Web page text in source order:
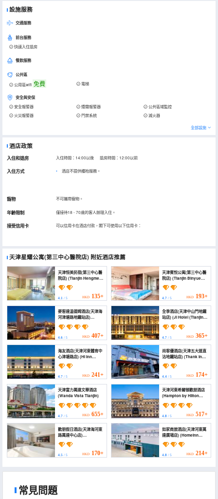
設施服務
交通服務
前台服務
快速入住退房
餐飲服務
公共區
公用區wifi 免費 電梯
安全與安保
安全報警器 煙霧報警器
公共區域監控
火災報警器
門禁系統 滅火器
全部設施
酒店政策
入住和退房 入住時間：14:00以後 退房時間：12:00以前
入住方式 酒店不提供櫃枱服務。
寵物 不可攜帶寵物。
年齡限制 僅接待18 - 70歲的客人辦理入住。
接受信用卡 可以信用卡在酒店付款，閣下可使用以下信用卡：
天津星耀公寓(第三中心醫院店) 附近酒店推薦
天津恒美民宿(第三中心醫
院店) (Tianjin Hengmei
Express Hotel)
4.1 / 5 HKD 135+
天津賓悅公寓(第三中心醫
院店) (Tianjin Binyue
Apartment (Third
Central Hospital
Branch))
4.7/ 5 HKD 193+
麥客達温德姆酒店(天津海
河津塘路地鐵站店)
(Microtel by Wyndham
Tianjin Hedong)
4.6 / 5 HKD 407+
全季酒店(天津中山門地鐵
站店) (JI Hotel (Tianjin
Zhongshanmen
Subway Station))
4.7/ 5 HKD 365+
海友酒店(天津河東體育中
心津塘路店) (Hi Inn
(Tianjin Hedong Sports
Center Jintang Road))
4.7 / 5 HKD 241+
尚客優酒店(天津五大道直
沽地鐵站店) (Thank Inn
(Tianjin Five Avenue
Zhixuan Subway
Station))
4.4/ 5 HKD 174+
天津富力萬達文華酒店
(Wanda Vista Tianjin)
4.7 / 5 HKD 655+
天津河東希爾頓歡朋酒店
(Hampton by Hilton
Tianjin Hedong)
4.8/ 5 HKD 517+
歡朋假日酒店(天津海河東
路萬達中心店)
(Huanpeng Holiday
Hotel (Tianjin Haihe
East Road Wanda
Center Branch))
4.5 / 5 HKD 170+
如家商旅酒店(天津河東萬
達廣場店) (Homeinn
Selected Hotel (Tianjin
Hedong Wanda Plaza))
4.8/ 5 HKD 214+
常見問題